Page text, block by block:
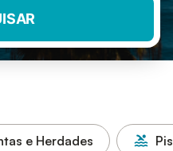
e Herdades